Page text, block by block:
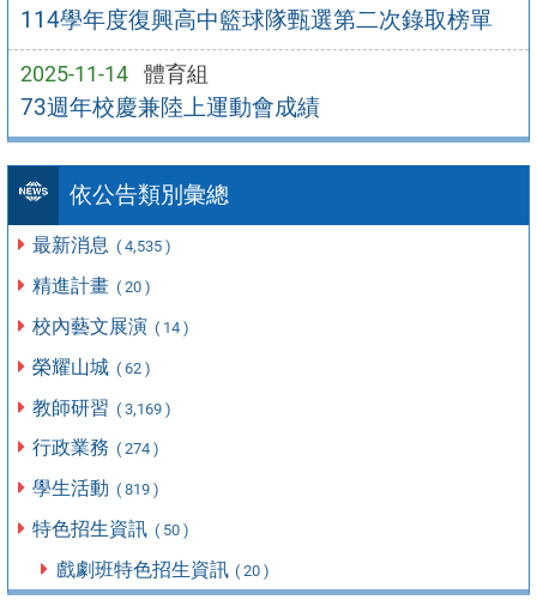
114學年度復興高中籃球隊甄選第二次錄取榜單
2025-11-14 體育組
73週年校慶兼陸上運動會成績
依公告類別彙總
最新消息 ( 4,535 )
精進計畫 ( 20 )
校內藝文展演 ( 14 )
榮耀山城 ( 62 )
教師研習 ( 3,169 )
行政業務 ( 274 )
學生活動 ( 819 )
特色招生資訊 ( 50 )
戲劇班特色招生資訊 ( 20 )